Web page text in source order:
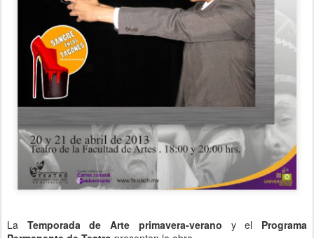
La Temporada de Arte primavera-verano y el Programa